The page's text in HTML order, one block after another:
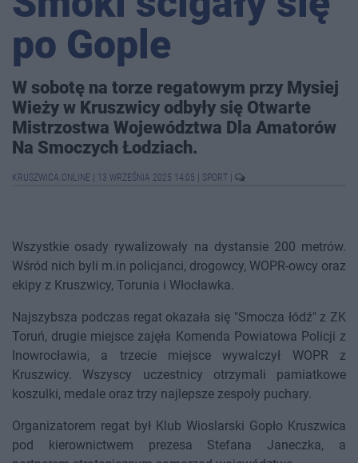
po Gople
W sobotę na torze regatowym przy Mysiej
Wieży w Kruszwicy odbyły się Otwarte
Mistrzostwa Województwa Dla Amatorów
Na Smoczych Łodziach.
KRUSZWICA.ONLINE 13 WRZEŚNIA 2025 14:05 SPORT
Wszystkie osady rywalizowały na dystansie 200 metrów.
Wśród nich byli m.in policjanci, drogowcy, WOPR-owcy oraz
ekipy z Kruszwicy, Torunia i Włocławka.
Najszybsza podczas regat okazała się "Smocza łódź" z ZK
Toruń, drugie miejsce zajęła Komenda Powiatowa Policji z
Inowrocławia, a trzecie miejsce wywalczył WOPR z
Kruszwicy. Wszyscy uczestnicy otrzymali pamiatkowe
koszulki, medale oraz trzy najlepsze zespoły puchary.
Organizatorem regat był Klub Wioslarski Gopło Kruszwica
pod kierownictwem prezesa Stefana Janeczka, a